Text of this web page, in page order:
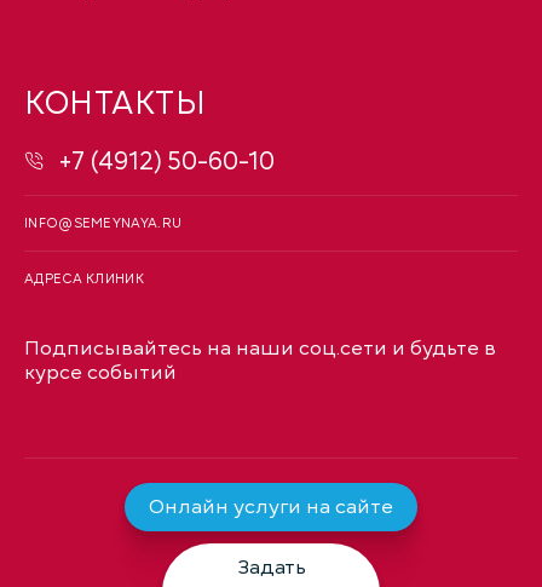
КОНТАКТЫ
+7 (4912) 50-60-10
INFO@SEMEYNAYA.RU
АДРЕСА КЛИНИК
Подписывайтесь на наши соц.сети и будьте в
курсе событий
Онлайн услуги на сайте
Задать